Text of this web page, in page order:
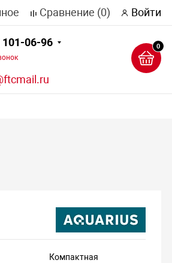
Сравнение (0) Войти
101-06-96 0
Компактная